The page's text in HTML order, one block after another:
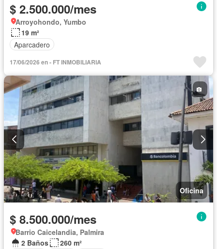
$ 2.500.000/mes
Arroyohondo, Yumbo
19 m²
Aparcadero
17/06/2026 en - FT INMOBILIARIA
Oficina
$ 8.500.000/mes
Barrio Caicelandia, Palmira
2 Baños
260 m²